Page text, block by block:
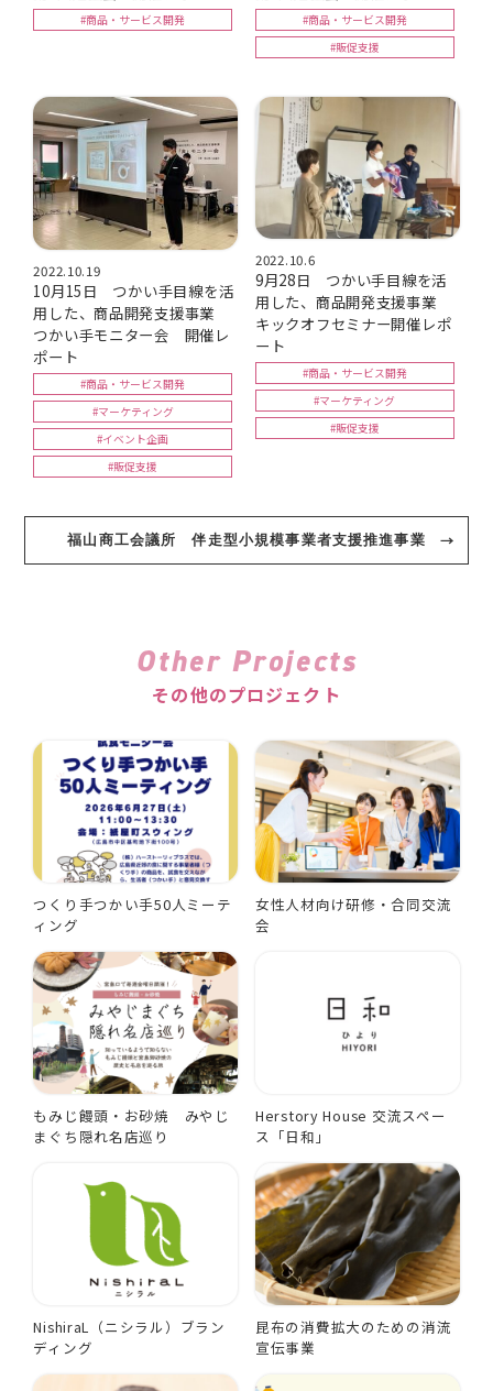
#商品・サービス開発
#商品・サービス開発
#販促支援
2022.10.19
10月15日 つかい手目線を活
用した、商品開発支援事業
つかい手モニター会 開催レ
ポート
#商品・サービス開発
#マーケティング
#イベント企画
#販促支援
2022.10.6
9月28日 つかい手目線を活
用した、商品開発支援事業
キックオフセミナー開催レポ
ート
#商品・サービス開発
#マーケティング
#販促支援
福山商工会議所 伴走型小規模事業者支援推進事業
Other Projects
その他のプロジェクト
つくり手つかい手50人ミーテ
ィング
女性人材向け研修・合同交流
会
もみじ饅頭・お砂焼 みやじ
まぐち隠れ名店巡り
Herstory House 交流スペー
ス「日和」
NishiraL（ニシラル）ブラン
ディング
昆布の消費拡大のための消流
宣伝事業